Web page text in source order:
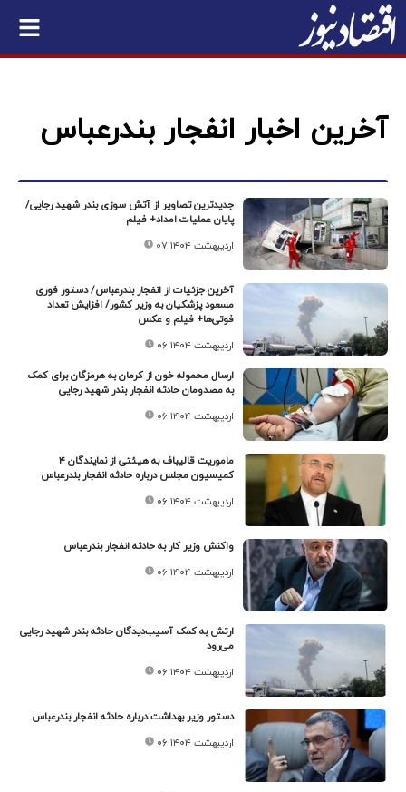
آخرین اخبار انفجار بندرعباس
جدیدترین تصاویر از آتش سوزی بندر شهید رجایی/
پایان عملیات امداد+ فیلم
۰۷ اردیبهشت ۱۴۰۴
آخرین جزئیات از انفجار بندرعباس/ دستور فوری
مسعود پزشکیان به وزیر کشور/ افزایش تعداد
فوتی‌ها+ فیلم و عکس
۰۶ اردیبهشت ۱۴۰۴
ارسال محموله خون از کرمان به هرمزگان برای کمک
به مصدومان حادثه انفجار بندر شهید رجایی
۰۶ اردیبهشت ۱۴۰۴
ماموریت قالیباف به هیئتی از نمایندگان ۴
کمیسیون مجلس درباره حادثه انفجار بندرعباس
۰۶ اردیبهشت ۱۴۰۴
واکنش وزیر کار به حادثه انفجار بندرعباس
۰۶ اردیبهشت ۱۴۰۴
ارتش به کمک آسیب‌دیدگان حادثه بندر شهید رجایی
می‌رود
۰۶ اردیبهشت ۱۴۰۴
دستور وزیر بهداشت درباره حادثه انفجار بندرعباس
۰۶ اردیبهشت ۱۴۰۴